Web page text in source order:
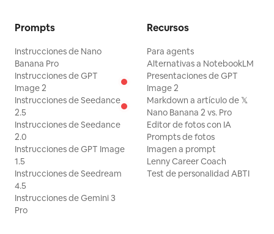
Prompts
Instrucciones de Nano
Banana Pro
Instrucciones de GPT
Image 2
Instrucciones de Seedance
2.5
Instrucciones de Seedance
2.0
Instrucciones de GPT Image
1.5
Instrucciones de Seedream
4.5
Instrucciones de Gemini 3
Pro
Recursos
Para agents
Alternativas a NotebookLM
Presentaciones de GPT
Image 2
Markdown a artículo de 𝕏
Nano Banana 2 vs. Pro
Editor de fotos con IA
Prompts de fotos
Imagen a prompt
Lenny Career Coach
Test de personalidad ABTI